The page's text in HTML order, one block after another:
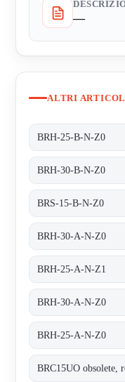
—
ALTRI
BRH-25-B-N-Z0
BRH-30-B-N-Z0
BRS-15-B-N-Z0
BRH-30-A-N-Z0
BRH-25-A-N-Z1
BRH-30-A-N-Z0
BRH-25-A-N-Z0